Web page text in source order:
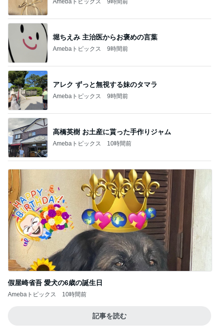
堀ちえみ 主治医からお褒めの言葉
Amebaトピックス 9時間前
アレク ずっと無視する妹のタマラ
Amebaトピックス 9時間前
高橋英樹 お土産に貰った手作りジャム
Amebaトピックス 10時間前
假屋崎省吾 愛犬の6歳の誕生日
Amebaトピックス 10時間前
記事を読む